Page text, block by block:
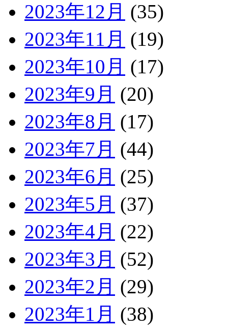
2023年12月 (35)
2023年11月 (19)
2023年10月 (17)
2023年9月 (20)
2023年8月 (17)
2023年7月 (44)
2023年6月 (25)
2023年5月 (37)
2023年4月 (22)
2023年3月 (52)
2023年2月 (29)
2023年1月 (38)